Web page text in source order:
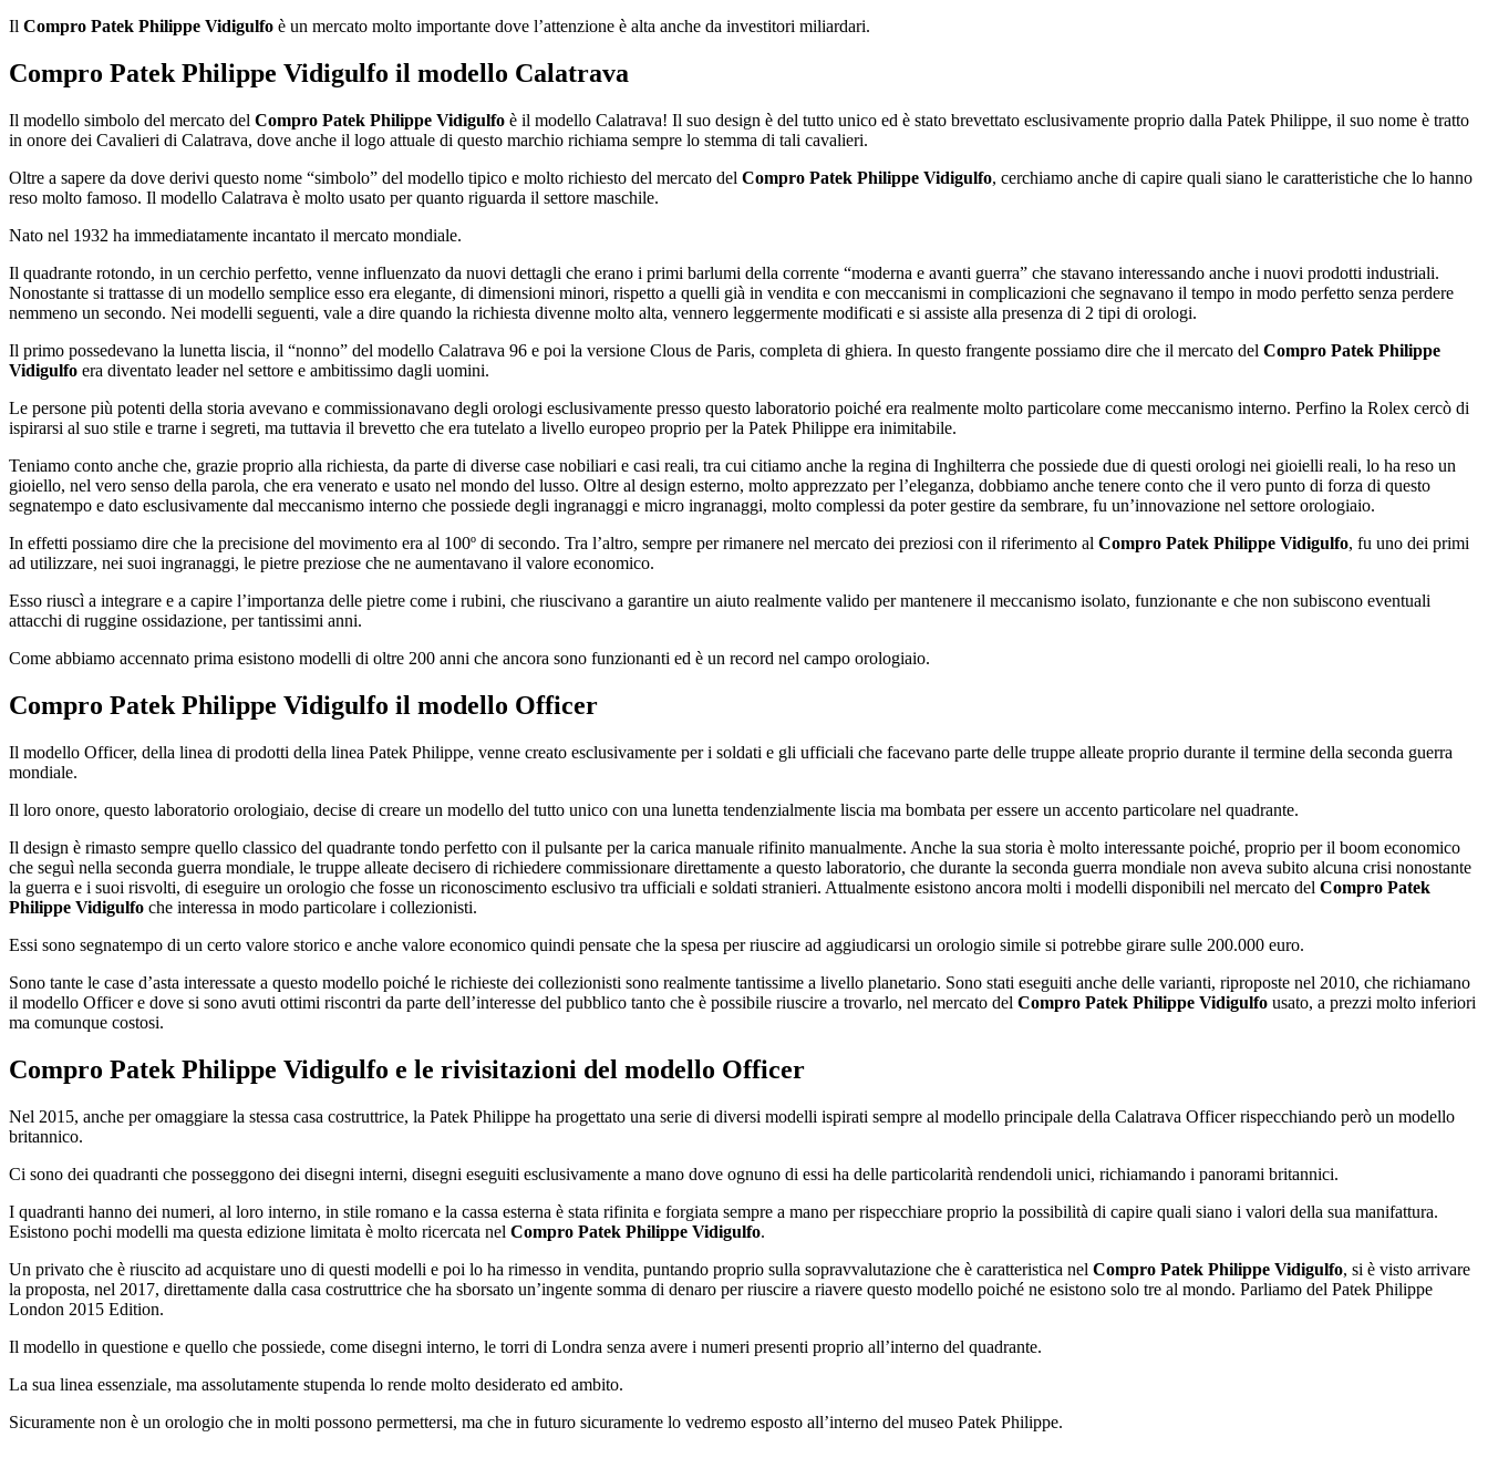
Il Compro Patek Philippe Vidigulfo è un mercato molto importante dove l’attenzione è alta anche da investitori miliardari.
Compro Patek Philippe Vidigulfo il modello Calatrava
Il modello simbolo del mercato del Compro Patek Philippe Vidigulfo è il modello Calatrava! Il suo design è del tutto unico ed è stato brevettato esclusivamente proprio dalla Patek Philippe, il suo nome è tratto
in onore dei Cavalieri di Calatrava, dove anche il logo attuale di questo marchio richiama sempre lo stemma di tali cavalieri.
Oltre a sapere da dove derivi questo nome “simbolo” del modello tipico e molto richiesto del mercato del Compro Patek Philippe Vidigulfo, cerchiamo anche di capire quali siano le caratteristiche che lo hanno
reso molto famoso. Il modello Calatrava è molto usato per quanto riguarda il settore maschile.
Nato nel 1932 ha immediatamente incantato il mercato mondiale.
Il quadrante rotondo, in un cerchio perfetto, venne influenzato da nuovi dettagli che erano i primi barlumi della corrente “moderna e avanti guerra” che stavano interessando anche i nuovi prodotti industriali.
Nonostante si trattasse di un modello semplice esso era elegante, di dimensioni minori, rispetto a quelli già in vendita e con meccanismi in complicazioni che segnavano il tempo in modo perfetto senza perdere
nemmeno un secondo. Nei modelli seguenti, vale a dire quando la richiesta divenne molto alta, vennero leggermente modificati e si assiste alla presenza di 2 tipi di orologi.
Il primo possedevano la lunetta liscia, il “nonno” del modello Calatrava 96 e poi la versione Clous de Paris, completa di ghiera. In questo frangente possiamo dire che il mercato del Compro Patek Philippe
Vidigulfo era diventato leader nel settore e ambitissimo dagli uomini.
Le persone più potenti della storia avevano e commissionavano degli orologi esclusivamente presso questo laboratorio poiché era realmente molto particolare come meccanismo interno. Perfino la Rolex cercò di
ispirarsi al suo stile e trarne i segreti, ma tuttavia il brevetto che era tutelato a livello europeo proprio per la Patek Philippe era inimitabile.
Teniamo conto anche che, grazie proprio alla richiesta, da parte di diverse case nobiliari e casi reali, tra cui citiamo anche la regina di Inghilterra che possiede due di questi orologi nei gioielli reali, lo ha reso un
gioiello, nel vero senso della parola, che era venerato e usato nel mondo del lusso. Oltre al design esterno, molto apprezzato per l’eleganza, dobbiamo anche tenere conto che il vero punto di forza di questo
segnatempo e dato esclusivamente dal meccanismo interno che possiede degli ingranaggi e micro ingranaggi, molto complessi da poter gestire da sembrare, fu un’innovazione nel settore orologiaio.
In effetti possiamo dire che la precisione del movimento era al 100º di secondo. Tra l’altro, sempre per rimanere nel mercato dei preziosi con il riferimento al Compro Patek Philippe Vidigulfo, fu uno dei primi
ad utilizzare, nei suoi ingranaggi, le pietre preziose che ne aumentavano il valore economico.
Esso riuscì a integrare e a capire l’importanza delle pietre come i rubini, che riuscivano a garantire un aiuto realmente valido per mantenere il meccanismo isolato, funzionante e che non subiscono eventuali
attacchi di ruggine ossidazione, per tantissimi anni.
Come abbiamo accennato prima esistono modelli di oltre 200 anni che ancora sono funzionanti ed è un record nel campo orologiaio.
Compro Patek Philippe Vidigulfo il modello Officer
Il modello Officer, della linea di prodotti della linea Patek Philippe, venne creato esclusivamente per i soldati e gli ufficiali che facevano parte delle truppe alleate proprio durante il termine della seconda guerra
mondiale.
Il loro onore, questo laboratorio orologiaio, decise di creare un modello del tutto unico con una lunetta tendenzialmente liscia ma bombata per essere un accento particolare nel quadrante.
Il design è rimasto sempre quello classico del quadrante tondo perfetto con il pulsante per la carica manuale rifinito manualmente. Anche la sua storia è molto interessante poiché, proprio per il boom economico
che seguì nella seconda guerra mondiale, le truppe alleate decisero di richiedere commissionare direttamente a questo laboratorio, che durante la seconda guerra mondiale non aveva subito alcuna crisi nonostante
la guerra e i suoi risvolti, di eseguire un orologio che fosse un riconoscimento esclusivo tra ufficiali e soldati stranieri. Attualmente esistono ancora molti i modelli disponibili nel mercato del Compro Patek
Philippe Vidigulfo che interessa in modo particolare i collezionisti.
Essi sono segnatempo di un certo valore storico e anche valore economico quindi pensate che la spesa per riuscire ad aggiudicarsi un orologio simile si potrebbe girare sulle 200.000 euro.
Sono tante le case d’asta interessate a questo modello poiché le richieste dei collezionisti sono realmente tantissime a livello planetario. Sono stati eseguiti anche delle varianti, riproposte nel 2010, che richiamano
il modello Officer e dove si sono avuti ottimi riscontri da parte dell’interesse del pubblico tanto che è possibile riuscire a trovarlo, nel mercato del Compro Patek Philippe Vidigulfo usato, a prezzi molto inferiori
ma comunque costosi.
Compro Patek Philippe Vidigulfo e le rivisitazioni del modello Officer
Nel 2015, anche per omaggiare la stessa casa costruttrice, la Patek Philippe ha progettato una serie di diversi modelli ispirati sempre al modello principale della Calatrava Officer rispecchiando però un modello
britannico.
Ci sono dei quadranti che posseggono dei disegni interni, disegni eseguiti esclusivamente a mano dove ognuno di essi ha delle particolarità rendendoli unici, richiamando i panorami britannici.
I quadranti hanno dei numeri, al loro interno, in stile romano e la cassa esterna è stata rifinita e forgiata sempre a mano per rispecchiare proprio la possibilità di capire quali siano i valori della sua manifattura.
Esistono pochi modelli ma questa edizione limitata è molto ricercata nel Compro Patek Philippe Vidigulfo.
Un privato che è riuscito ad acquistare uno di questi modelli e poi lo ha rimesso in vendita, puntando proprio sulla sopravvalutazione che è caratteristica nel Compro Patek Philippe Vidigulfo, si è visto arrivare
la proposta, nel 2017, direttamente dalla casa costruttrice che ha sborsato un’ingente somma di denaro per riuscire a riavere questo modello poiché ne esistono solo tre al mondo. Parliamo del Patek Philippe
London 2015 Edition.
Il modello in questione e quello che possiede, come disegni interno, le torri di Londra senza avere i numeri presenti proprio all’interno del quadrante.
La sua linea essenziale, ma assolutamente stupenda lo rende molto desiderato ed ambito.
Sicuramente non è un orologio che in molti possono permettersi, ma che in futuro sicuramente lo vedremo esposto all’interno del museo Patek Philippe.